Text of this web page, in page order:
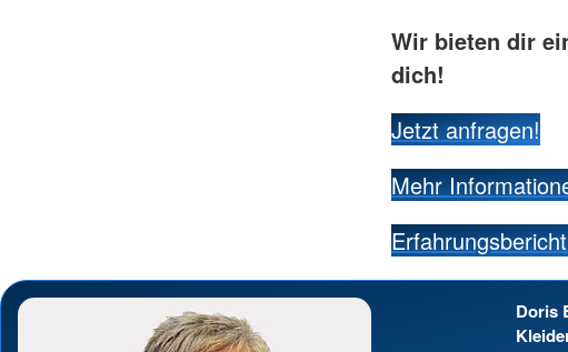
Wir bieten dir
dich!
Jetzt anfragen!
Mehr
Doris